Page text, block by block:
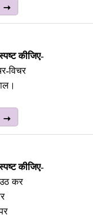
कीजिए-
-विचर
कीजिए-
कर